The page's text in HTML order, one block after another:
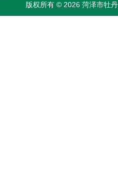
版权所有 © 2026 菏泽市牡